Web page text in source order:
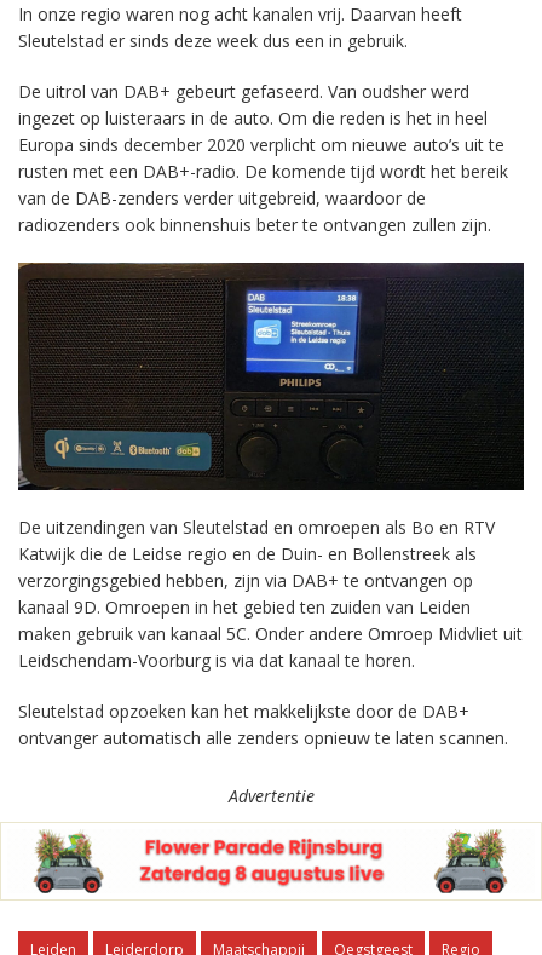
In onze regio waren nog acht kanalen vrij. Daarvan heeft
Sleutelstad er sinds deze week dus een in gebruik.
De uitrol van DAB+ gebeurt gefaseerd. Van oudsher werd
ingezet op luisteraars in de auto. Om die reden is het in heel
Europa sinds december 2020 verplicht om nieuwe auto’s uit te
rusten met een DAB+-radio. De komende tijd wordt het bereik
van de DAB-zenders verder uitgebreid, waardoor de
radiozenders ook binnenshuis beter te ontvangen zullen zijn.
De uitzendingen van Sleutelstad en omroepen als Bo en RTV
Katwijk die de Leidse regio en de Duin- en Bollenstreek als
verzorgingsgebied hebben, zijn via DAB+ te ontvangen op
kanaal 9D. Omroepen in het gebied ten zuiden van Leiden
maken gebruik van kanaal 5C. Onder andere Omroep Midvliet uit
Leidschendam-Voorburg is via dat kanaal te horen.
Sleutelstad opzoeken kan het makkelijkste door de DAB+
ontvanger automatisch alle zenders opnieuw te laten scannen.
Advertentie
Leiden Leiderdorp Maatschappij Oegstgeest
Regio